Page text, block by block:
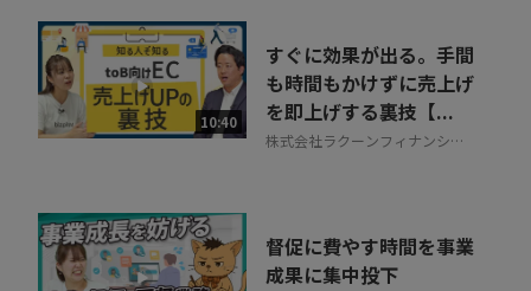
10:40
すぐに効果が出る。手間
も時間もかけずに売上げ
を即上げする裏技【...
株式会社ラクーンフィナンシャ
督促に費やす時間を事業
成果に集中投下